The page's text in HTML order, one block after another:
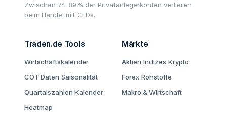
Zwischen 74-89% der Privatanlegerkonten verlieren
beim Handel mit CFDs.
Traden.de Tools
Wirtschaftskalender
COT Daten Saisonalität
Quartalszahlen Kalender
Heatmap
Märkte
Aktien Indizes Krypto
Forex Rohstoffe
Makro & Wirtschaft